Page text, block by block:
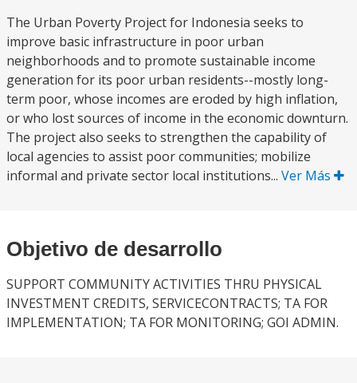
The Urban Poverty Project for Indonesia seeks to
improve basic infrastructure in poor urban
neighborhoods and to promote sustainable income
generation for its poor urban residents--mostly long-
term poor, whose incomes are eroded by high inflation,
or who lost sources of income in the economic downturn.
The project also seeks to strengthen the capability of
local agencies to assist poor communities; mobilize
informal and private sector local institutions... Ver Más
Objetivo de desarrollo
SUPPORT COMMUNITY ACTIVITIES THRU PHYSICAL
INVESTMENT CREDITS, SERVICECONTRACTS; TA FOR
IMPLEMENTATION; TA FOR MONITORING; GOI ADMIN.